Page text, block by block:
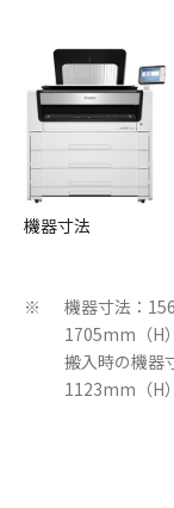
機器寸法
※
機器寸法：
1705mm（H
搬入時の機器
1123mm（H）